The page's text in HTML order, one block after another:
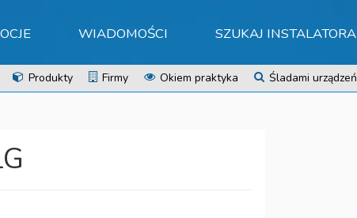
WIADOMOŚCI SZUKAJ INSTALATORA
Produkty Firmy Okiem praktyka Śladami urządzeń